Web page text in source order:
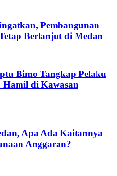
Pembangunan
Berlanjut di Medan
Bimo Tangkap Pelaku
Hamil di Kawasan
Apa Ada Kaitannya
Anggaran?